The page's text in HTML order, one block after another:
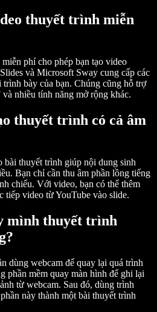
thuyết trình miễn
phí cho phép bạn tạo video
và Microsoft Sway cung cấp các
bày của bạn. Chúng cũng hỗ trợ
nhiều tính năng mở rộng khác.
thuyết trình có cả âm
bài thuyết trình giúp nội dung sinh
Bạn chỉ cần thu âm phần lồng tiếng
chiếu. Với video, bạn có thể thêm
tiếp video từ YouTube vào slide.
mình thuyết trình
dùng webcam để quay lại quá trình
phần mềm quay màn hình để ghi lại
từ webcam. Sau đó, dùng trình
này thành một bài thuyết trình